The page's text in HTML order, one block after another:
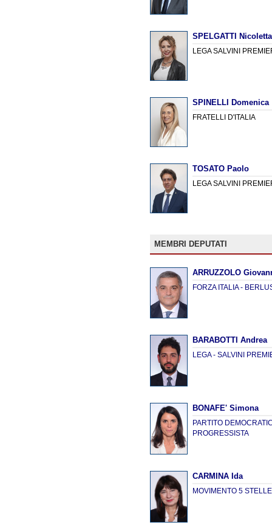
SPELGATTI Nicoletta
LEGA SALVINI
SPINELLI Domenica
FRATELLI D'ITALIA
TOSATO Paolo
LEGA SALVINI
MEMBRI DEPUTATI
ARRUZZOLO
FORZA ITALIA -
BARABOTTI Andrea
LEGA - SALVINI
BONAFE' Simona
PARTITO
PROGRESSISTA
CARMINA Ida
MOVIMENTO 5 STELLE